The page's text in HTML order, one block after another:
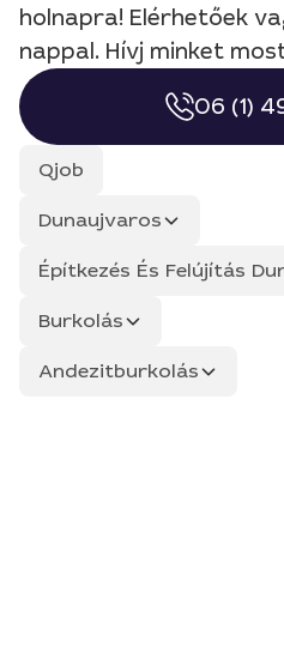
holnapra! Elérhetőek
nappal. Hívj minket
06 (1)
Qjob
Dunaujvaros
Építkezés És Felújítás
Burkolás
Andezitburkolás